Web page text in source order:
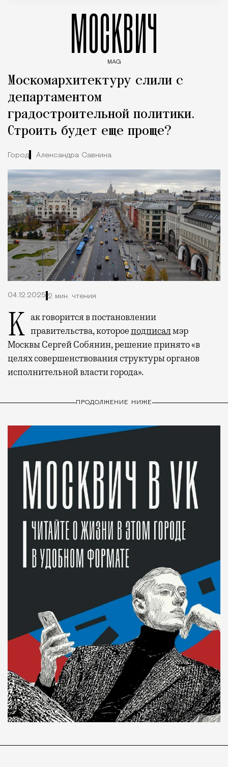
МОСКВИЧ
MAG
Москомархитектуру слили с
департаментом
градостроительной политики.
Строить будет еще проще?
Город Александра Савкина
04.12.2025 2 мин. чтения
Как говорится в постановлении правительства, котороеподписалмэр
Москвы Сергей Собянин, решение принято «в
целях совершенствования структуры органов
исполнительной власти города».
ПРОДОЛЖЕНИЕ НИЖЕ